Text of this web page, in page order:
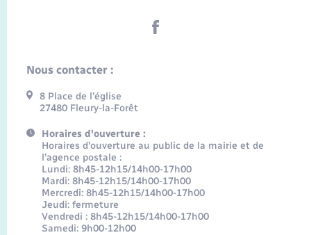
Nous contacter :
8 Place de l’église
27480 Fleury-la-Forêt
Horaires d'ouverture :
Horaires d’ouverture au public de la mairie et de
l’agence postale :
Lundi: 8h45-12h15/14h00-17h00
Mardi: 8h45-12h15/14h00-17h00
Mercredi: 8h45-12h15/14h00-17h00
Jeudi: fermeture
Vendredi : 8h45-12h15/14h00-17h00
Samedi: 9h00-12h00